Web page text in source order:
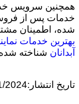
همچنین سرویس
خدمات پس از فروش
شده، اطمینان
بهترین خدمات
آبدانان شناخته
تاریخ انتشار:AM